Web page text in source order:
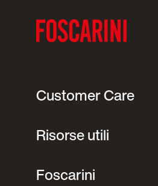
Customer Care
Risorse utili
Foscarini